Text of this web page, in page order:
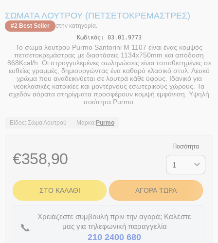
ΣΏΜΑΤΑ ΛΟΥΤΡΟΎ (ΠΕΤΣΕΤΟΚΡΕΜΆΣΤΡΕΣ)
#2 Best Seller
στην κατηγορία.
Κωδικός:
03.01.9773
Το σώμα λουτρού Purmo Santorini M 1107 είναι ένας κομψός
πετσετοκρεμάστρας με διαστάσεις 1134x750mm και απόδοση
868Kcal/h. Οι στρογγυλεμένες σωληνώσεις είναι τοποθετημένες σε
ευθείες γραμμές, δημιουργώντας ένα καθαρό κλασικό στυλ. Λευκό
χρώμα που αναδεικνύεται σε λουτρά κάθε ύφους. Ιδανικό για
νεοκλασικές κατοικίες και μοντέρνους εσωτερικούς χώρους. Τα
σχεδόν αόρατα στηρίγματα προσφέρουν κομψή εμφάνιση. Υψηλή
ποιότητα Purmo.
Είδος: Σώμα Λουτρού Μάρκα: Purmo
€358,90
Ποσότητα
ΣΤΟ ΚΑΛΆΘΙ ΑΓΟΡΆ ΤΏΡΑ
📞
Χρειάζεστε συμβουλή πριν την αγορά; Καλέστε
μας για τηλεφωνική παραγγελία
210 2400 680